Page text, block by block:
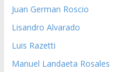
Juan German Roscio
Lisandro Alvarado
Luis Razetti
Manuel Landaeta Rosales